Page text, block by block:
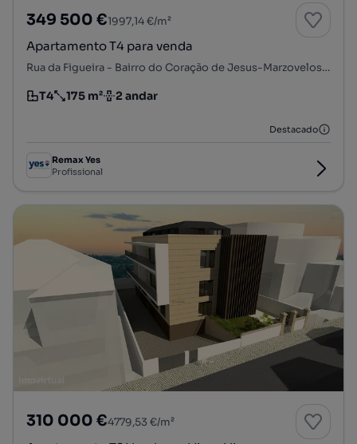
349 500 €1997,14 €/m²
Apartamento T4 para venda
Rua da Figueira - Bairro do Coração de Jesus-Marzovelos, Viseu, Viseu, Viseu
Tipologia
T4
Preço por metro quadrado
175 m²
Andar 2 andar
Destacado
Remax Yes
Profissional
310 000 €4779,53 €/m²